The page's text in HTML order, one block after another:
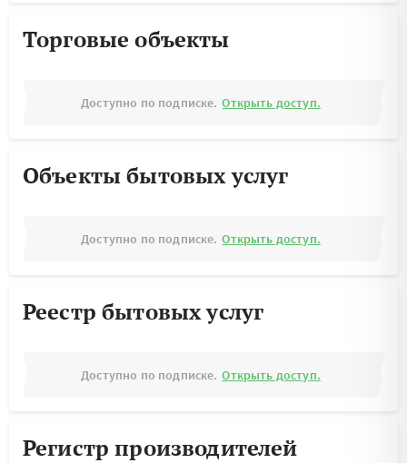
Торговые объекты
Доступно по подписке. Открыть доступ.
Объекты бытовых услуг
Доступно по подписке. Открыть доступ.
Реестр бытовых услуг
Доступно по подписке. Открыть доступ.
Регистр производителей